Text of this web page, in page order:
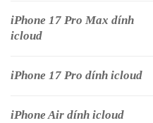
iPhone 17 Pro Max dính
icloud
iPhone 17 Pro dính icloud
iPhone Air dính icloud